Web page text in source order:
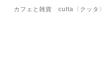
カフェと雑貨 cutta〈クッタ〉